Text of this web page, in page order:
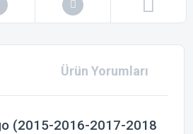
Ürün Yorumları
(2015-2016-2017-2018